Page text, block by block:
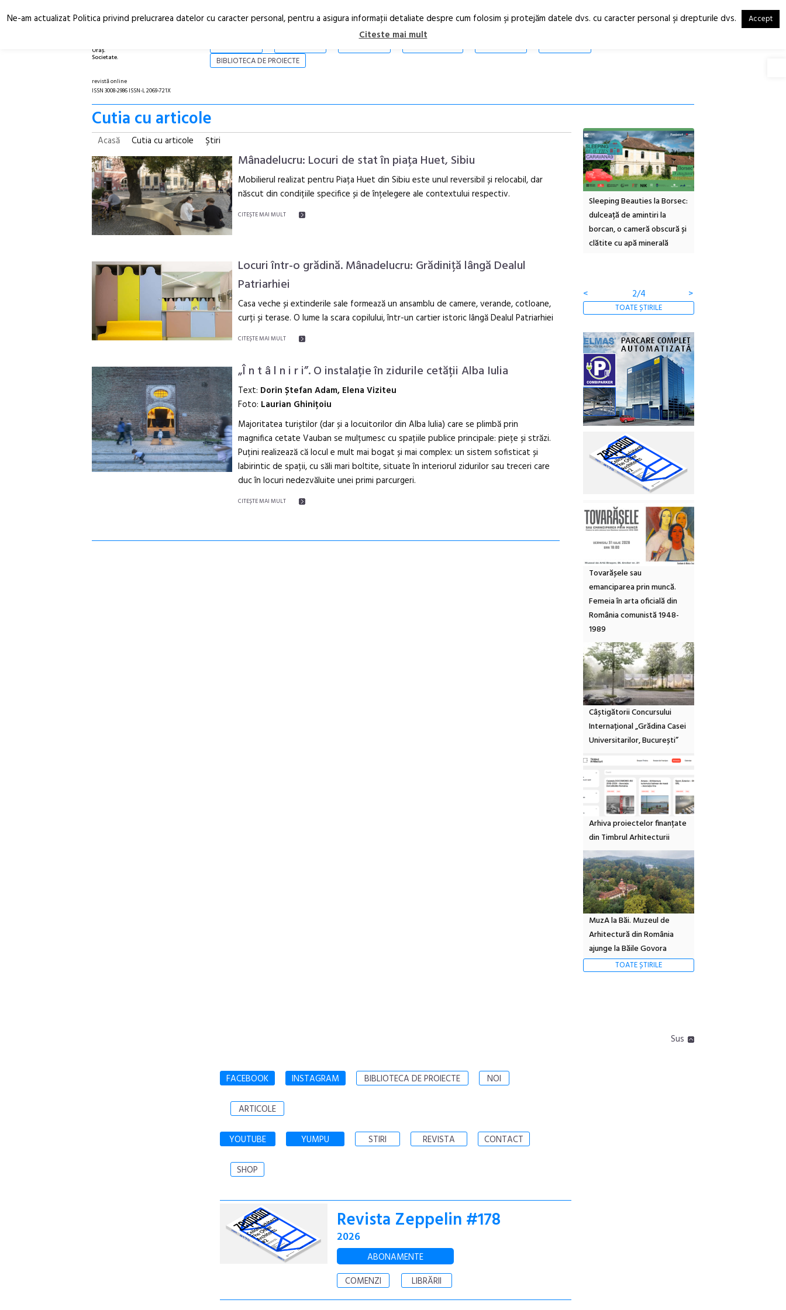
Oraș.
Societate.
RO
EN
BIBLIOTECA DE PROIECTE
revistă online
ISSN 3008-2986 ISSN-L 2069-721X
Cutia cu articole
Acasă Cutia cu articole Ştiri
Mânadelucru: Locuri de stat în piața Huet, Sibiu
Mobilierul realizat pentru Piața Huet din Sibiu este unul reversibil și relocabil, dar
născut din condițiile specifice și de înțelegere ale contextului respectiv.
CITEŞTE MAI MULT
Locuri într-o grădină. Mânadelucru: Grădiniță lângă Dealul
Patriarhiei
Casa veche și extinderile sale formează un ansamblu de camere, verande, cotloane,
curți și terase. O lume la scara copilului, într-un cartier istoric lângă Dealul Patriarhiei
CITEŞTE MAI MULT
„Î n t â l n i r i”. O instalație în zidurile cetății Alba Iulia
Text: Dorin Ștefan Adam, Elena Viziteu
Foto: Laurian Ghinițoiu
Majoritatea turiștilor (dar și a locuitorilor din Alba Iulia) care se plimbă prin
magnifica cetate Vauban se mulțumesc cu spațiile publice principale: piețe și străzi.
Puțini realizează că locul e mult mai bogat și mai complex: un sistem sofisticat și
labirintic de spații, cu săli mari boltite, situate în interiorul zidurilor sau treceri care
duc în locuri nedezvăluite unei primi parcurgeri.
CITEŞTE MAI MULT
Festivalul Cinemascop
Sleeping Beauties la Borsec:
dulceață de amintiri la
borcan, o cameră obscură și
clătite cu apă minerală
< 2/4 >
TOATE ȘTIRILE
Tovarășele sau
emanciparea prin muncă.
Femeia în arta oficială din
România comunistă 1948-
1989
Câștigătorii Concursului
Internațional „Grădina Casei
Universitarilor, București”
Arhiva proiectelor finanțate
din Timbrul Arhitecturii
MuzA la Băi. Muzeul de
Arhitectură din România
ajunge la Băile Govora
TOATE ȘTIRILE
Sus
FACEBOOK INSTAGRAM BIBLIOTECA DE PROIECTE NOI
ARTICOLE
YOUTUBE YUMPU STIRI REVISTA CONTACT
SHOP
Revista Zeppelin #178
2026
ABONAMENTE
COMENZI
LIBRĂRII
Ne-am actualizat Politica privind prelucrarea datelor cu caracter personal, pentru a asigura informaţii detaliate despre cum folosim şi protejăm datele dvs. cu caracter personal şi drepturile dvs. Accept
Citeste mai mult